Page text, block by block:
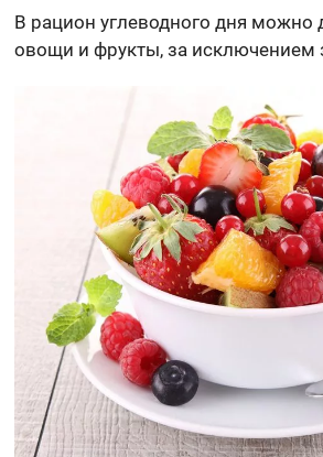
В рацион углеводного дня можно
овощи и фрукты, за исключением